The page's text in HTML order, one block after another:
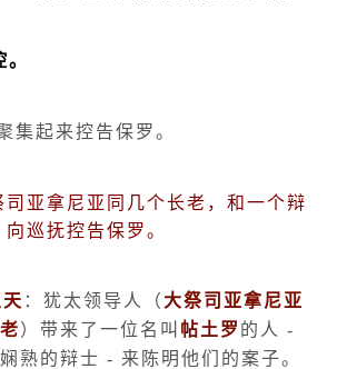
集起来控告保罗。
亚拿尼亚同几个长老，和一个辩
巡抚控告保罗。
：犹太领导人（ 大祭司亚拿尼亚
）带来了一位名叫 帖土罗 的人 -
熟的辩士 - 来陈明他们的案子。